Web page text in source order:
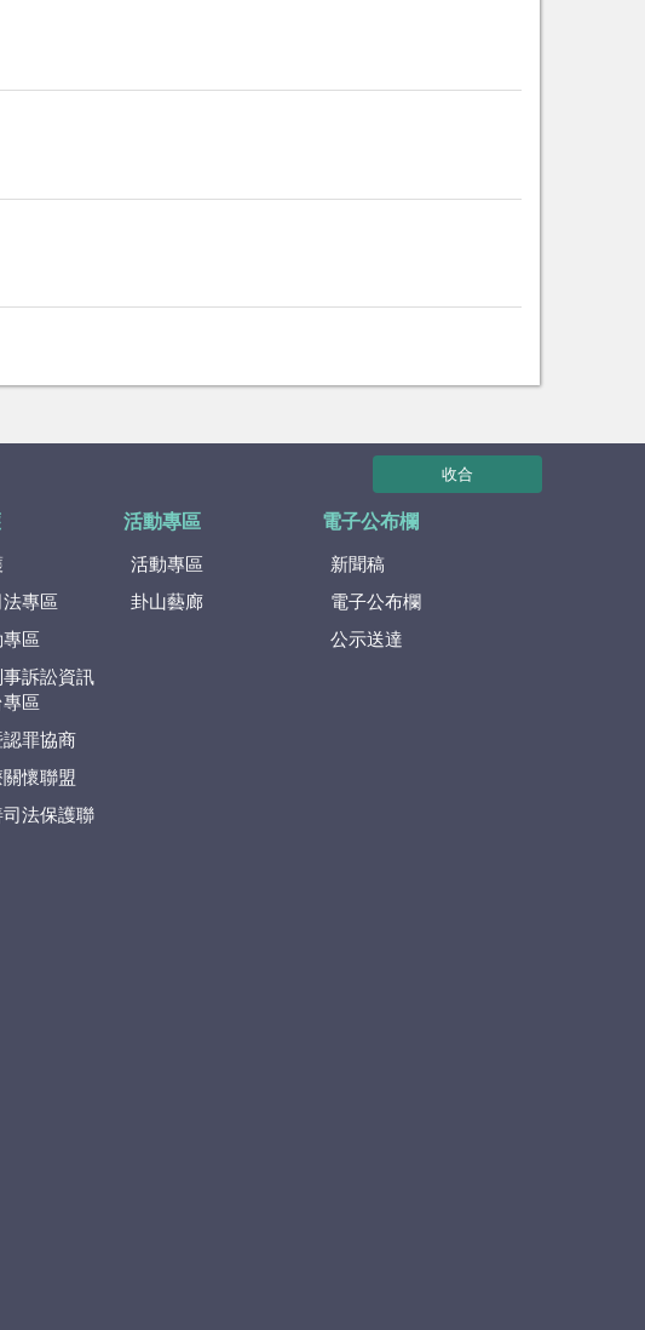
收合
專區
區
訴訟資訊
區
罪協商
懷聯盟
司法保護聯
活動專區
活動專區
卦山藝廊
電子公布欄
新聞稿
電子公布欄
公示送達